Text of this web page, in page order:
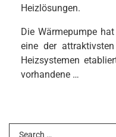
Heizlösungen.
Die Wärmepumpe
eine der
Heizsystemen
vorhandene …
Search